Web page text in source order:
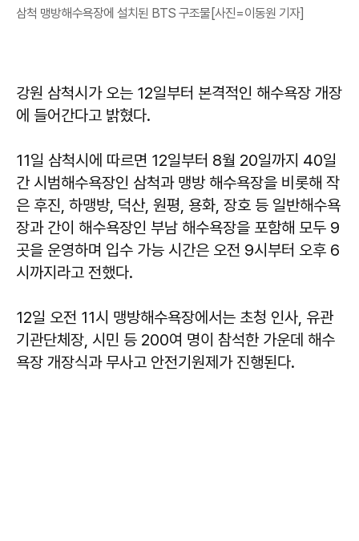
삼척 맹방해수욕장에 설치된 BTS 구조물[사진=이동원 기자]
강원 삼척시가 오는 12일부터 본격적인 해수욕장 개장
에 들어간다고 밝혔다.
11일 삼척시에 따르면 12일부터 8월 20일까지 40일
간 시범해수욕장인 삼척과 맹방 해수욕장을 비롯해 작
은 후진, 하맹방, 덕산, 원평, 용화, 장호 등 일반해수욕
장과 간이 해수욕장인 부남 해수욕장을 포함해 모두 9
곳을 운영하며 입수 가능 시간은 오전 9시부터 오후 6
시까지라고 전했다.
12일 오전 11시 맹방해수욕장에서는 초청 인사, 유관
기관단체장, 시민 등 200여 명이 참석한 가운데 해수
욕장 개장식과 무사고 안전기원제가 진행된다.